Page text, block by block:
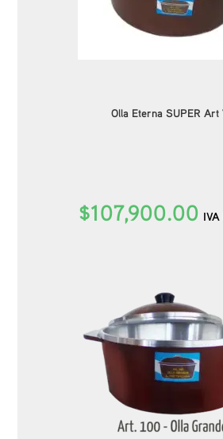
Olla Eterna SUPER Art
$107,900.00 IVA